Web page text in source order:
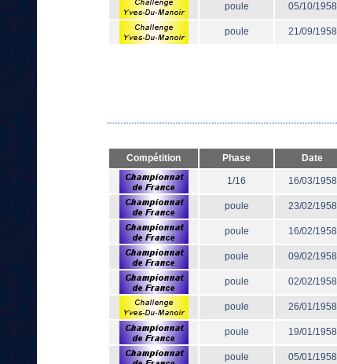
poule 05/10/1958
poule 21/09/1958
Compétition Phase Date
1/16 16/03/1958
poule 23/02/1958
poule 16/02/1958
poule 09/02/1958
poule 02/02/1958
poule 26/01/1958
poule 19/01/1958
poule 05/01/1958